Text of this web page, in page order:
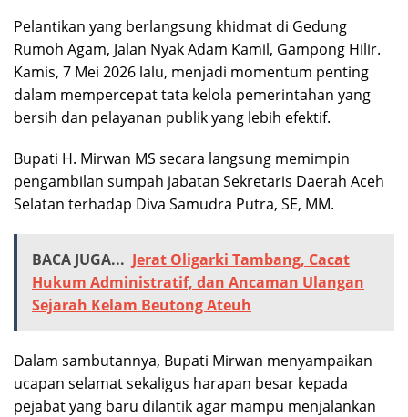
Pelantikan yang berlangsung khidmat di Gedung
Rumoh Agam, Jalan Nyak Adam Kamil, Gampong Hilir.
Kamis, 7 Mei 2026 lalu, menjadi momentum penting
dalam mempercepat tata kelola pemerintahan yang
bersih dan pelayanan publik yang lebih efektif.
Bupati H. Mirwan MS secara langsung memimpin
pengambilan sumpah jabatan Sekretaris Daerah Aceh
Selatan terhadap Diva Samudra Putra, SE, MM.
BACA JUGA... Jerat Oligarki Tambang, Cacat
Hukum Administratif, dan Ancaman Ulangan
Sejarah Kelam Beutong Ateuh
Dalam sambutannya, Bupati Mirwan menyampaikan
ucapan selamat sekaligus harapan besar kepada
pejabat yang baru dilantik agar mampu menjalankan